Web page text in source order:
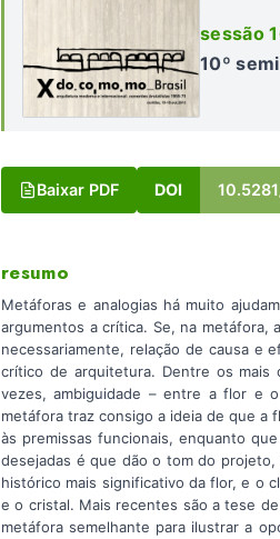
sessão
10º
Baixar PDF DOI
resumo
Metáforas e analogias há muito
argumentos a crítica. Se, na metáfora,
necessariamente, relação de causa e
crítico de arquitetura. Dentre os mais
vezes, ambiguidade – entre a flor e
metáfora traz consigo a ideia de que a
às premissas funcionais, enquanto
desejadas é que dão o tom do
histórico mais significativo da flor, e o
e o cristal. Mais recentes são a tese
metáfora semelhante para ilustrar a